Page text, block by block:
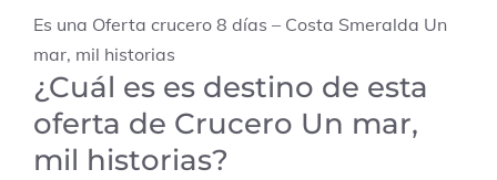
Es una Oferta crucero 8 días – Costa Smeralda Un
mar, mil historias
¿Cuál es es destino de esta
oferta de Crucero Un mar,
mil historias?